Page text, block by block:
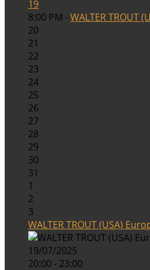
19
8:00 PM -WALTER TROUT
20
21
22
23
24
25
26
27
28
29
30
31
1
2
3
WALTER TROUT (USA)
19/07/2025
20:00 - 23:00